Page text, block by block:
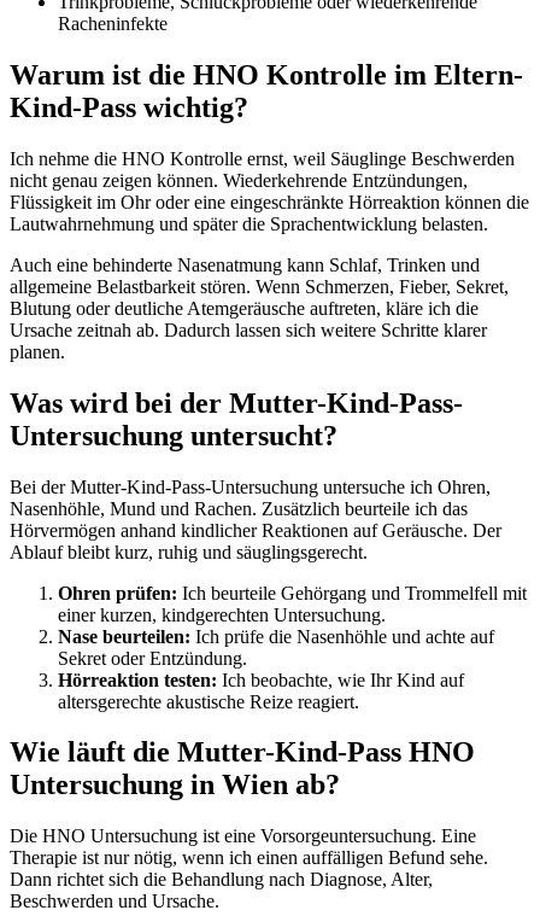
Racheninfekte
Warum ist die HNO Kontrolle im Eltern-
Kind-Pass wichtig?
Ich nehme die HNO Kontrolle ernst, weil Säuglinge Beschwerden
nicht genau zeigen können. Wiederkehrende Entzündungen,
Flüssigkeit im Ohr oder eine eingeschränkte Hörreaktion können die
Lautwahrnehmung und später die Sprachentwicklung belasten.
Auch eine behinderte Nasenatmung kann Schlaf, Trinken und
allgemeine Belastbarkeit stören. Wenn Schmerzen, Fieber, Sekret,
Blutung oder deutliche Atemgeräusche auftreten, kläre ich die
Ursache zeitnah ab. Dadurch lassen sich weitere Schritte klarer
planen.
Was wird bei der Mutter-Kind-Pass-
Untersuchung untersucht?
Bei der Mutter-Kind-Pass-Untersuchung untersuche ich Ohren,
Nasenhöhle, Mund und Rachen. Zusätzlich beurteile ich das
Hörvermögen anhand kindlicher Reaktionen auf Geräusche. Der
Ablauf bleibt kurz, ruhig und säuglingsgerecht.
Ohren prüfen: Ich beurteile Gehörgang und Trommelfell mit
einer kurzen, kindgerechten Untersuchung.
Nase beurteilen: Ich prüfe die Nasenhöhle und achte auf
Sekret oder Entzündung.
Hörreaktion testen: Ich beobachte, wie Ihr Kind auf
altersgerechte akustische Reize reagiert.
Wie läuft die Mutter-Kind-Pass HNO
Untersuchung in Wien ab?
Die HNO Untersuchung ist eine Vorsorgeuntersuchung. Eine
Therapie ist nur nötig, wenn ich einen auffälligen Befund sehe.
Dann richtet sich die Behandlung nach Diagnose, Alter,
Beschwerden und Ursache.